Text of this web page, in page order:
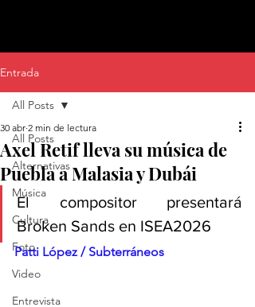
Entrada
All Posts
Alternativas
Música
Cultura
Foto
Video
Entrevista
All Posts
Axel Retif lleva su música de
Puebla a Malasia y Dubái
30 abr 2 min de lectura
El compositor presentará
Broken Sands en ISEA2026
Patti López / Subterráneos